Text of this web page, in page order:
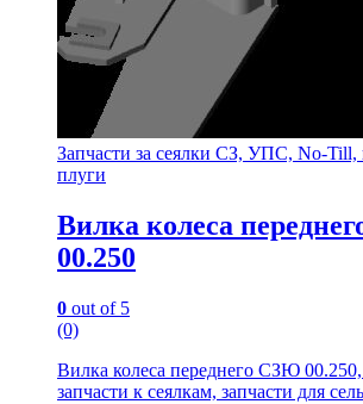
Запчасти за сеялки СЗ, УПС, No-Till,
плуги
Вилка колеса
00.250
0 out of 5
(0)
Вилка колеса переднего СЗЮ
запчасти к сеялкам, запчасти для